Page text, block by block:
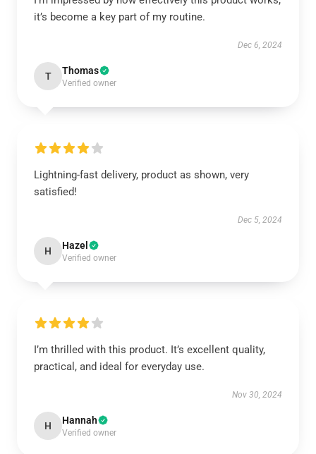
it’s become a key part of my routine.
Dec 6, 2024
T Thomas
Verified owner
Lightning-fast delivery, product as shown, very
satisfied!
Dec 5, 2024
H Hazel
Verified owner
I’m thrilled with this product. It’s excellent quality,
practical, and ideal for everyday use.
Nov 30, 2024
H Hannah
Verified owner